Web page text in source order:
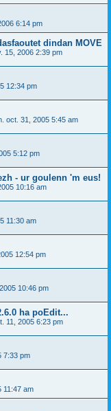
6:14 pm
dindan MOVE
15, 2006 2:39 pm
12:34 pm
oct. 31, 2005 5:45 am
5:12 pm
- ur goulenn 'm eus!
10:16 am
11:30 am
12:54 pm
10:46 pm
ha poEdit...
11, 2005 6:23 pm
7:33 pm
11:47 am